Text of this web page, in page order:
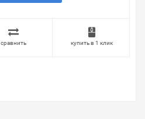
сравнить купить в 1 клик